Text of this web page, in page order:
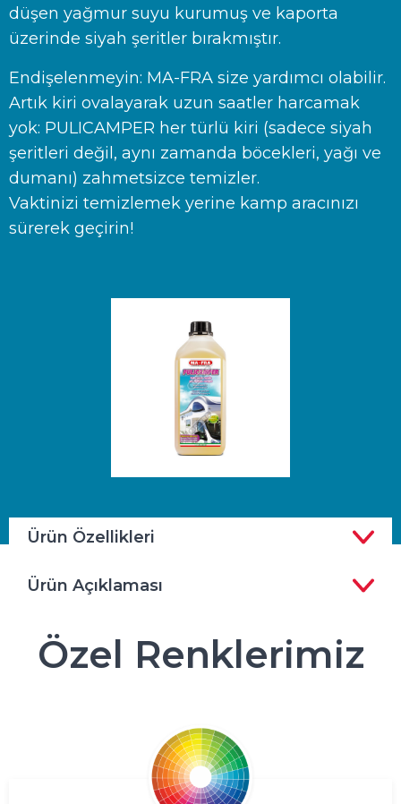
düşen yağmur suyu kurumuş ve kaporta
üzerinde siyah şeritler bırakmıştır.
Endişelenmeyin: MA-FRA size yardımcı olabilir.
Artık kiri ovalayarak uzun saatler harcamak
yok: PULICAMPER her türlü kiri (sadece siyah
şeritleri değil, aynı zamanda böcekleri, yağı ve
dumanı) zahmetsizce temizler.
Vaktinizi temizlemek yerine kamp aracınızı
sürerek geçirin!
Ürün Özellikleri
Ürün Açıklaması
Özel Renklerimiz